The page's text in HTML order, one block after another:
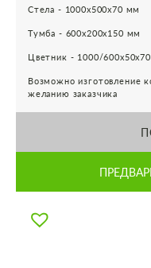
Стела - 1000х500х70 мм
Тумба - 600х200х150 мм
Цветник - 1000/
Возможно изготовление
желанию заказчика